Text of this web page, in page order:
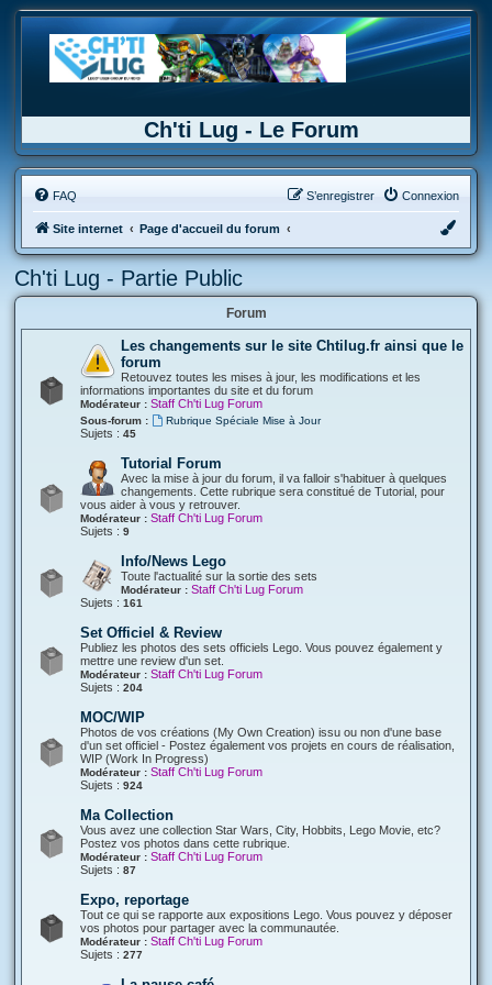
Ch'ti Lug - Le Forum
FAQ Connexion
S’enregistrer
Site internet Page d'accueil du forum
Ch'ti Lug - Partie Public
Forum
Les changements sur le site Chtilug.fr ainsi que le
forum
Retouvez toutes les mises à jour, les modifications et les
informations importantes du site et du forum
Modérateur : Staff Ch'ti Lug Forum
Sous-forum : Rubrique Spéciale Mise à Jour
Sujets : 45
Tutorial Forum
Avec la mise à jour du forum, il va falloir s'habituer à quelques
changements. Cette rubrique sera constitué de Tutorial, pour
vous aider à vous y retrouver.
Modérateur : Staff Ch'ti Lug Forum
Sujets : 9
Info/News Lego
Toute l'actualité sur la sortie des sets
Modérateur : Staff Ch'ti Lug Forum
Sujets : 161
Set Officiel & Review
Publiez les photos des sets officiels Lego. Vous pouvez également y
mettre une review d'un set.
Modérateur : Staff Ch'ti Lug Forum
Sujets : 204
MOC/WIP
Photos de vos créations (My Own Creation) issu ou non d'une base
d'un set officiel - Postez également vos projets en cours de réalisation,
WIP (Work In Progress)
Modérateur : Staff Ch'ti Lug Forum
Sujets : 924
Ma Collection
Vous avez une collection Star Wars, City, Hobbits, Lego Movie, etc?
Postez vos photos dans cette rubrique.
Modérateur : Staff Ch'ti Lug Forum
Sujets : 87
Expo, reportage
Tout ce qui se rapporte aux expositions Lego. Vous pouvez y déposer
vos photos pour partager avec la communautée.
Modérateur : Staff Ch'ti Lug Forum
Sujets : 277